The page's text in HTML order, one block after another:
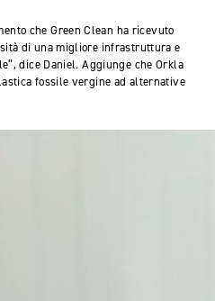
che Green Clean ha ricevuto
di una migliore infrastruttura e
dice Daniel. Aggiunge che Orkla
fossile vergine ad alternative